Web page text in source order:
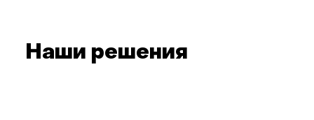
Наши решения